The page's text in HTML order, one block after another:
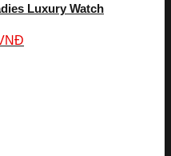
Luxury Watch